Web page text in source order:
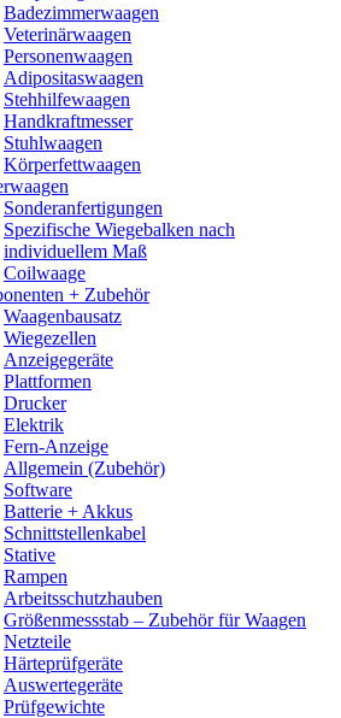
Badezimmerwaagen
Veterinärwaagen
Personenwaagen
Adipositaswaagen
Stehhilfewaagen
Handkraftmesser
Stuhlwaagen
Körperfettwaagen
Sonderanfertigungen
Spezifische Wiegebalken nach
individuellem Maß
Coilwaage
+ Zubehör
Waagenbausatz
Wiegezellen
Anzeigegeräte
Plattformen
Drucker
Elektrik
Fern-Anzeige
Allgemein (Zubehör)
Software
Batterie + Akkus
Schnittstellenkabel
Stative
Rampen
Arbeitsschutzhauben
Größenmessstab – Zubehör für Waagen
Netzteile
Härteprüfgeräte
Auswertegeräte
Prüfgewichte